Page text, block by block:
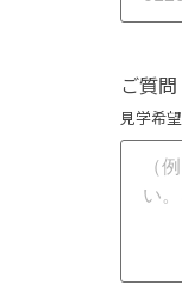
ご質
見学希